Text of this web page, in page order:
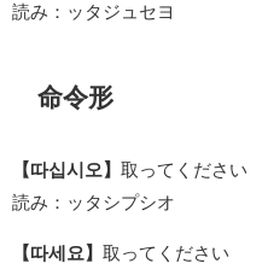
読み：ッタジュセヨ
命令形
【따십시오】 取ってください
読み：ッタシプシオ
【따세요】 取ってください